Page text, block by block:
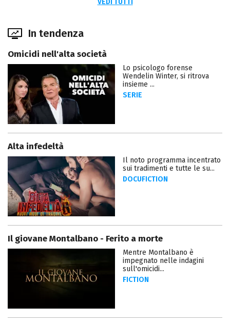
In tendenza
Omicidi nell'alta società
Lo psicologo forense
Wendelin Winter, si ritrova
insieme ...
SERIE
Alta infedeltà
Il noto programma incentrato
sui tradimenti e tutte le su...
DOCUFICTION
Il giovane Montalbano - Ferito a morte
Mentre Montalbano è
impegnato nelle indagini
sull'omicidi...
FICTION